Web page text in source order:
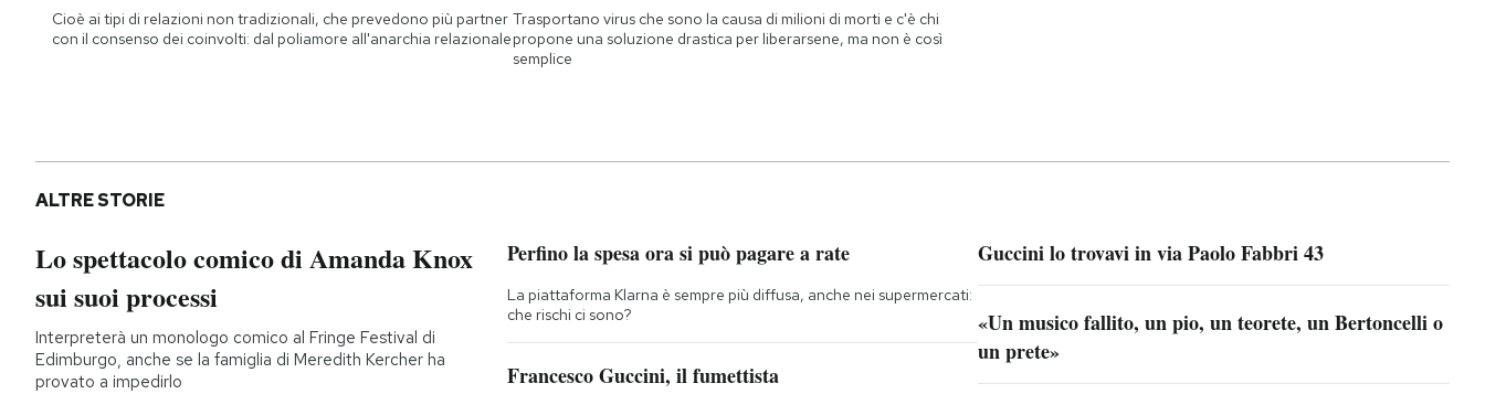
Cioè ai tipi di relazioni non tradizionali, che prevedono più partner
con il consenso dei coinvolti: dal poliamore all'anarchia relazionale
Trasportano virus che sono la causa di milioni di morti e c'è chi
propone una soluzione drastica per liberarsene, ma non è così
semplice
ALTRE STORIE
Lo spettacolo comico di Amanda Knox
sui suoi processi
Interpreterà un monologo comico al Fringe Festival di
Edimburgo, anche se la famiglia di Meredith Kercher ha
provato a impedirlo
Perfino la spesa ora si può pagare a rate
La piattaforma Klarna è sempre più diffusa, anche nei supermercati:
che rischi ci sono?
Francesco Guccini, il fumettista
Guccini lo trovavi in via Paolo Fabbri 43
«Un musico fallito, un pio, un teorete, un Bertoncelli o
un prete»